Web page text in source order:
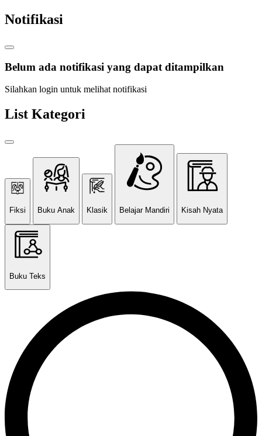
Notifikasi
Belum ada notifikasi yang dapat ditampilkan
Silahkan login untuk melihat notifikasi
List Kategori
Fiksi Buku Anak Klasik Belajar Mandiri Kisah Nyata
Buku Teks